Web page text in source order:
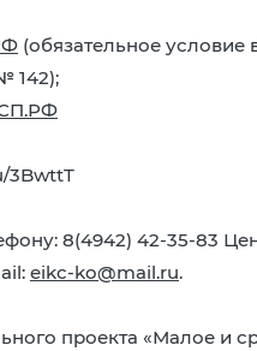
(обязательное условие
142);
3BwttT
8(4942) 42-35-83
eikc-ko@mail.ru.
проекта «Малое и